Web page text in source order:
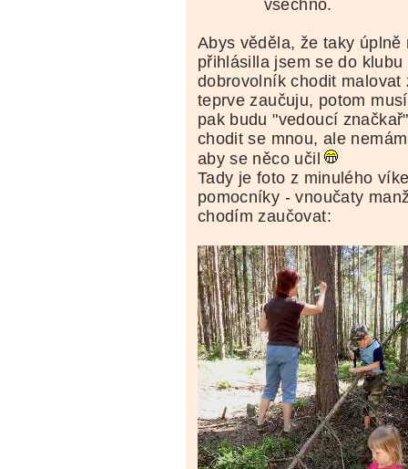
všechno.
Abys věděla, že taky úplně
přihlásilla jsem se do
dobrovolník chodit malovat
teprve zaučuju, potom
pak budu "vedoucí
chodit se mnou, ale
aby se něco učil
Tady je foto z minulého
pomocníky - vnoučaty
chodím zaučovat: